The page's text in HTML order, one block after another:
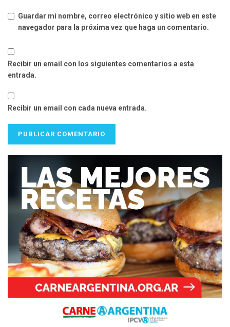
Guardar mi nombre, correo electrónico y sitio web en este
navegador para la próxima vez que haga un comentario.
Recibir un email con los siguientes comentarios a esta
entrada.
Recibir un email con cada nueva entrada.